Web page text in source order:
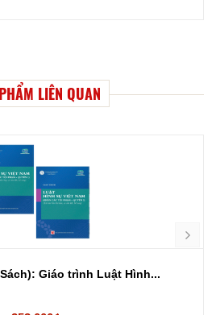
LIÊN QUAN
Giáo trình Luật Hình...